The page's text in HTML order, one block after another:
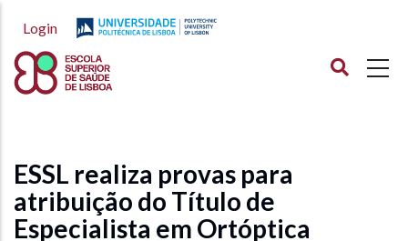
para
conteúdo
Login
ESSL realiza provas para
atribuição do Título de
Especialista em Ortóptica